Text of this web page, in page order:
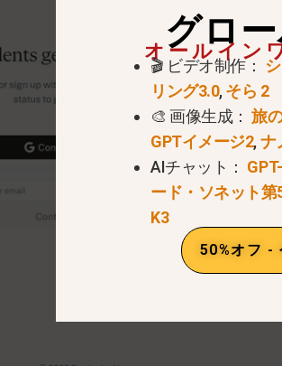
グロ
オールイン
🎬 ビデオ制作：
リング3.0,そら 2
🎨 画像生成：旅
GPTイメージ2,ナ
AIチャット：
ード・ソネット第
K3
50%オフ -